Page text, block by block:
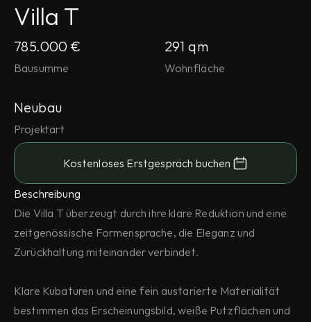
Villa T
785.000 €
Bausumme
291 qm
Wohnfläche
Neubau
Projektart
Kostenloses Erstgespräch buchen
Beschreibung
Die Villa T überzeugt durch ihre klare Reduktion und eine
zeitgenössische Formensprache, die Eleganz und
Zurückhaltung miteinander verbindet.
Klare Kubaturen und eine fein austarierte Materialität
bestimmen das Erscheinungsbild, weiße Putzflächen und